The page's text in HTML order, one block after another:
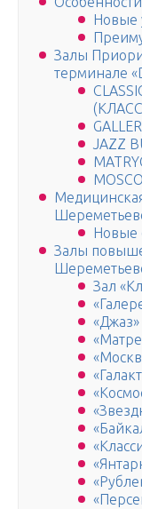
Новые
Залы
терминале
JAZZ
Новые
Залы
Зал
«Джаз»